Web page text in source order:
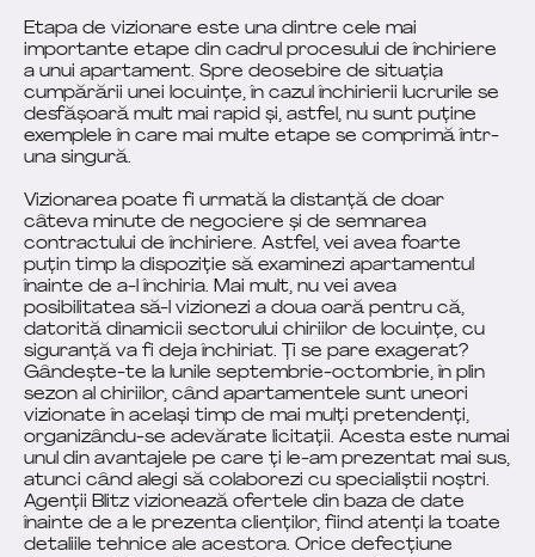
Etapa de vizionare este una dintre cele mai
importante etape din cadrul procesului de închiriere
a unui apartament. Spre deosebire de situația
cumpărării unei locuințe, în cazul închirierii lucrurile se
desfășoară mult mai rapid și, astfel, nu sunt puține
exemplele în care mai multe etape se comprimă într-
una singură.
Vizionarea poate fi urmată la distanță de doar
câteva minute de negociere și de semnarea
contractului de închiriere. Astfel, vei avea foarte
puțin timp la dispoziție să examinezi apartamentul
înainte de a-l închiria. Mai mult, nu vei avea
posibilitatea să-l vizionezi a doua oară pentru că,
datorită dinamicii sectorului chiriilor de locuințe, cu
siguranță va fi deja închiriat. Ți se pare exagerat?
Gândește-te la lunile septembrie-octombrie, în plin
sezon al chiriilor, când apartamentele sunt uneori
vizionate în același timp de mai mulți pretendenți,
organizându-se adevărate licitații. Acesta este numai
unul din avantajele pe care ți le-am prezentat mai sus,
atunci când alegi să colaborezi cu specialiștii noștri.
Agenții Blitz vizionează ofertele din baza de date
înainte de a le prezenta clienților, fiind atenți la toate
detaliile tehnice ale acestora. Orice defecțiune